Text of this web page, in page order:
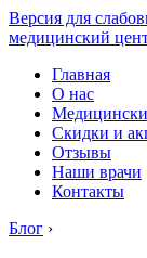
Версия для
медицинский
Главная
О нас
Скидки и
Отзывы
Наши врачи
Контакты
Блог ›